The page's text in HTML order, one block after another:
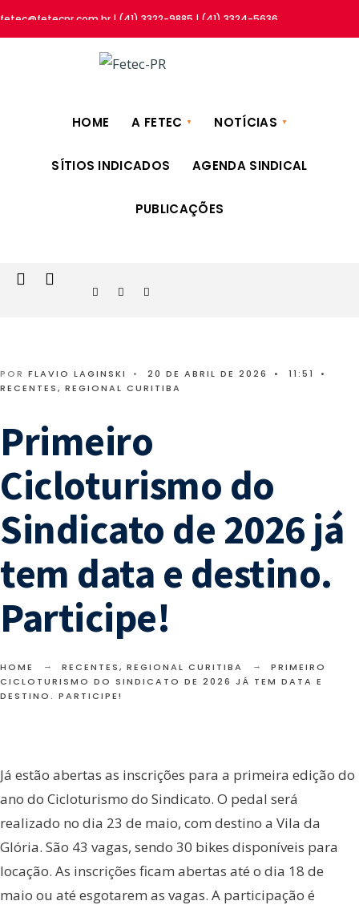
fetec@fetecpr.com.br | (41) 3322-9885 | (41) 3324-5636
HOME A FETEC NOTÍCIAS
SÍTIOS INDICADOS AGENDA SINDICAL
PUBLICAÇÕES
POR FLAVIO LAGINSKI • 20 DE ABRIL DE 2026 • 11:51
•
RECENTES, REGIONAL CURITIBA
Primeiro
Cicloturismo do
Sindicato de 2026 já
tem data e destino.
Participe!
HOME RECENTES, REGIONAL CURITIBA
PRIMEIRO
CICLOTURISMO DO SINDICATO DE 2026 JÁ TEM DATA E
DESTINO. PARTICIPE!
Já estão abertas as inscrições para a primeira edição do
ano do Cicloturismo do Sindicato. O pedal será
realizado no dia 23 de maio, com destino a Vila da
Glória. São 43 vagas, sendo 30 bikes disponíveis para
locação. As inscrições ficam abertas até o dia 18 de
maio ou até esgotarem as vagas. A participação é